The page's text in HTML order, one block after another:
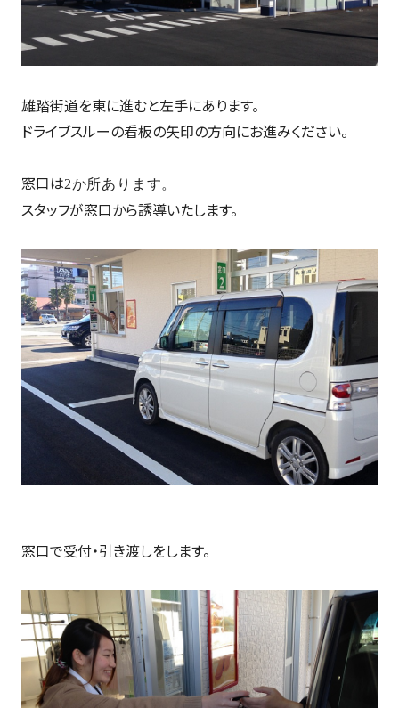
雄踏街道を東に進むと左手にあります。
ドライブスルーの看板の矢印の方向にお進みください。
窓口は2か所あります。
スタッフが窓口から誘導いたします。
窓口で受付・引き渡しをします。